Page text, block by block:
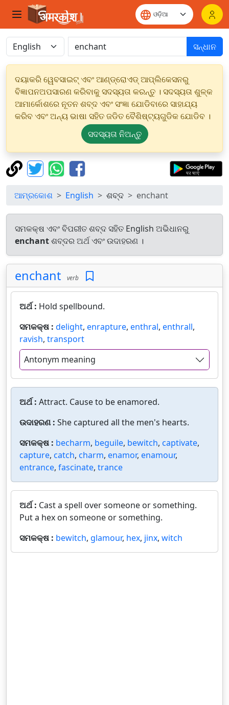
ସନ୍ଧାନ
ଦୟାକରି ୱେବସାଇଟ୍ ଏବଂ ଆଣ୍ଡ୍ରୋଏଡ୍ ଆପ୍ଲିକେସନରୁ
ବିଜ୍ଞାପନଅପସାରଣ କରିବାକୁ ସଦସ୍ୟତା କରନ୍ତୁ । ସଦସ୍ୟତା ଶୁଳ୍କ
ଆମାର୍କୋଶରେ ନୂତନ ଶବ୍ଦ ଏବଂ ସଂଜ୍ଞା ଯୋଡିବାରେ ସାହାଯ୍ୟ
କରିବ ଏବଂ ଅନ୍ୟ ଭାଷା ସହିତ ଜଡିତ ବୈଶିଷ୍ଟ୍ୟଗୁଡିକ ଯୋଡିବ ।
ସଦସ୍ୟତା ନିଅନ୍ତୁ
ଆମ୍ରକୋଶ English ଶବ୍ଦ enchant
ସମକକ୍ଷ ଏବଂ ବିପରୀତ ଶବ୍ଦ ସହିତ English ଅଭିଧାନରୁ
enchantଶବ୍ଦର ଅର୍ଥ ଏବଂ ଉଦାହରଣ ।
enchant verb
ଅର୍ଥ : Hold spellbound.
ସମକକ୍ଷ : delight, enrapture, enthral, enthrall,
ravish, transport
Antonym meaning
ଅର୍ଥ : Attract. Cause to be enamored.
ଉଦାହରଣ : She captured all the men's hearts.
ସମକକ୍ଷ : becharm, beguile, bewitch, captivate,
capture, catch, charm, enamor, enamour,
entrance, fascinate, trance
ଅର୍ଥ : Cast a spell over someone or something.
Put a hex on someone or something.
ସମକକ୍ଷ : bewitch, glamour, hex, jinx, witch